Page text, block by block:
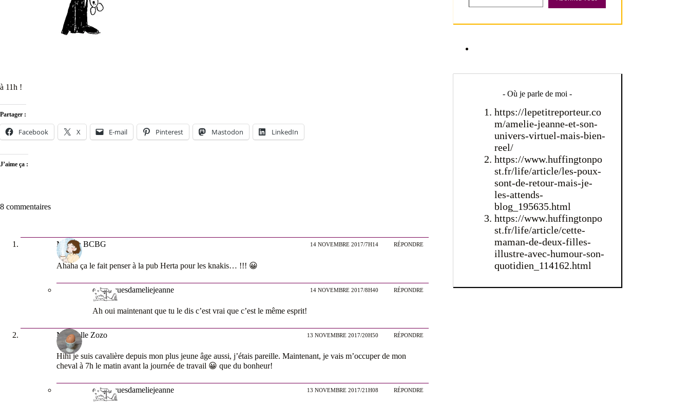
à 11h !
Partager :
Facebook X E-mail Pinterest Mastodon LinkedIn
J’aime ça :
8 commentaires
Maman BCBG 14 NOVEMBRE 2017/7H14 RÉPONDRE
Ahaha ça le fait penser à la pub Herta pour les knakis… !!! 😀
chroniquesdameliejeanne 14 NOVEMBRE 2017/8H40 RÉPONDRE
Ah oui maintenant que tu le dis c’est vrai que c’est le même esprit!
Mamzelle Zozo 13 NOVEMBRE 2017/20H50 RÉPONDRE
Hihi je suis cavalière depuis mon plus jeune âge aussi, j’étais pareille. Maintenant, je vais m’occuper de mon
cheval à 7h le matin avant la journée de travail 😀 que du bonheur!
chroniquesdameliejeanne 13 NOVEMBRE 2017/21H08 RÉPONDRE
- Où je parle de moi -
https://lepetitreporteur.co
m/amelie-jeanne-et-son-
univers-virtuel-mais-bien-
reel/
https://www.huffingtonpo
st.fr/life/article/les-poux-
sont-de-retour-mais-je-
les-attends-
blog_195635.html
https://www.huffingtonpo
st.fr/life/article/cette-
maman-de-deux-filles-
illustre-avec-humour-son-
quotidien_114162.html